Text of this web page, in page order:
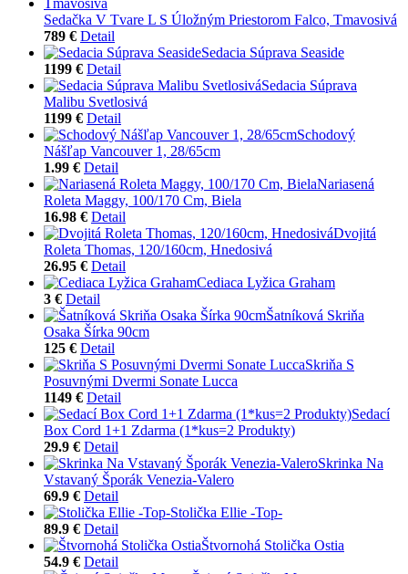
Sedačka V Tvare L S Úložným Priestorom Falco, Tmavosivá
789 € Detail
Sedacia Súprava Seaside
1199 € Detail
Sedacia Súprava
Malibu Svetlosivá
1199 € Detail
Schodový
Nášľap Vancouver 1, 28/65cm
1.99 € Detail
Nariasená
Roleta Maggy, 100/170 Cm, Biela
16.98 € Detail
Dvojitá
Roleta Thomas, 120/160cm, Hnedosivá
26.95 € Detail
Cediaca Lyžica Graham
3 € Detail
Šatníková Skriňa
Osaka Šírka 90cm
125 € Detail
Skriňa S
Posuvnými Dvermi Sonate Lucca
1149 € Detail
Sedací
Box Cord 1+1 Zdarma (1*kus=2 Produkty)
29.9 € Detail
Skrinka Na
Vstavaný Šporák Venezia-Valero
69.9 € Detail
Stolička Ellie -Top-
89.9 € Detail
Štvornohá Stolička Ostia
54.9 € Detail